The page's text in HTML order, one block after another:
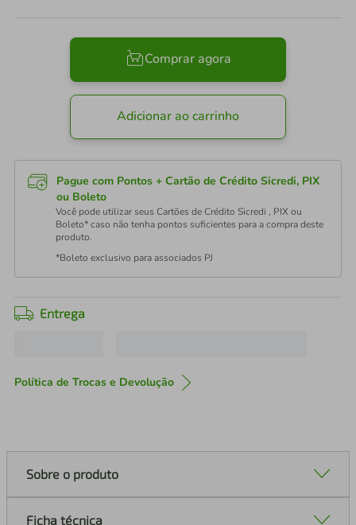
Comprar agora
Adicionar ao carrinho
Pague com Pontos + Cartão de Crédito Sicredi, PIX
ou Boleto
Você pode utilizar seus Cartões de Crédito Sicredi , PIX ou
Boleto* caso não tenha pontos suficientes para a compra deste
produto.
*Boleto exclusivo para associados PJ
Entrega
Política de Trocas e Devolução
Sobre o produto
Ficha técnica